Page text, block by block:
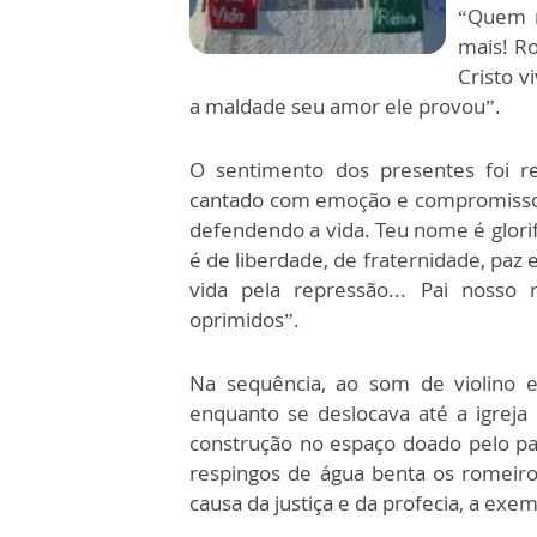
“Quem
mais!
Cristo
a maldade seu amor ele provou”.
O sentimento dos presentes foi
cantado com emoção e
defendendo a vida. Teu nome é
é de liberdade, de fraternidade, paz
vida pela repressão... Pai nosso
oprimidos”.
Na sequência, ao som de violino
enquanto se deslocava até a
construção no espaço doado pelo
respingos de água benta os
causa da justiça e da profecia, a